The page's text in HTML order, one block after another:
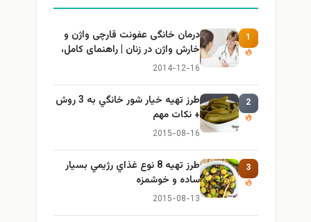
1
درمان خانگی عفونت قارچی واژن و
خارش واژن در زنان | راهنمای کامل،
ایمن و کاربردی
2014-12-16
2
طرز تهيه خیار شور خانگي به 3 روش
+ نكات مهم
2015-08-16
3
طرز تهيه 8 نوع غذاي رژيمي بسيار
ساده و خوشمزه
2015-08-13